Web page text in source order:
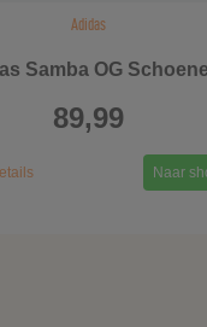
Adidas
Samba OG
89,99
Naar